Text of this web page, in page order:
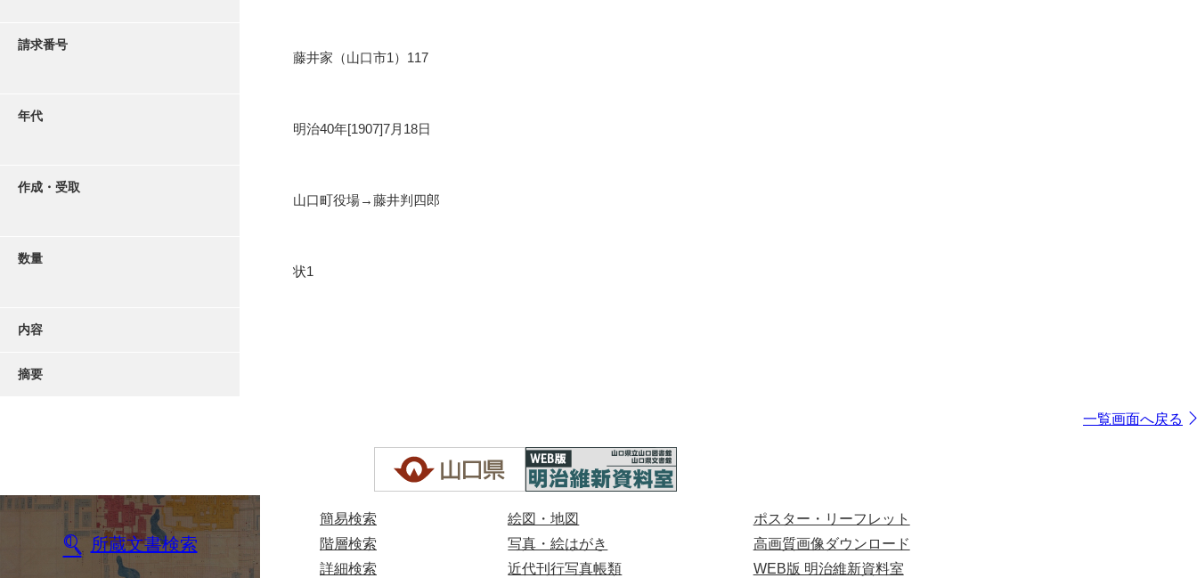
請求番号
藤井家（山口市1）117
年代
明治40年[1907]7月18日
作成・受取
山口町役場→藤井判四郎
数量
状1
内容
摘要
一覧画面へ戻る
所蔵文書検索
簡易検索
階層検索
詳細検索
絵図・地図
写真・絵はがき
近代刊行写真帳類
ポスター・リーフレット
高画質画像ダウンロード
WEB版 明治維新資料室